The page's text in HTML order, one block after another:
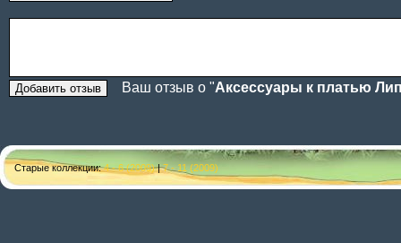
Ваш отзыв о "Аксессуары к платью
Старые коллекции:4 - 6 (2009)|7 - 11 (2009)